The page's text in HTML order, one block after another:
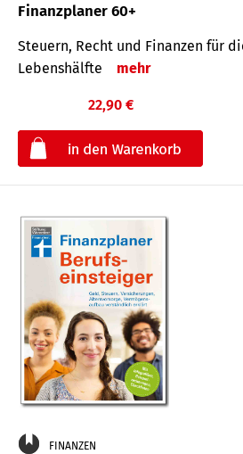
Finanzplaner 60+
Steuern, Recht und Finanzen für
Lebenshälfte
mehr
22,90 €
FINANZEN